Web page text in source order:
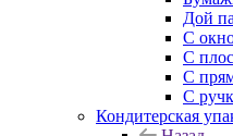
Дой
С
С
С
С
Кондитерская